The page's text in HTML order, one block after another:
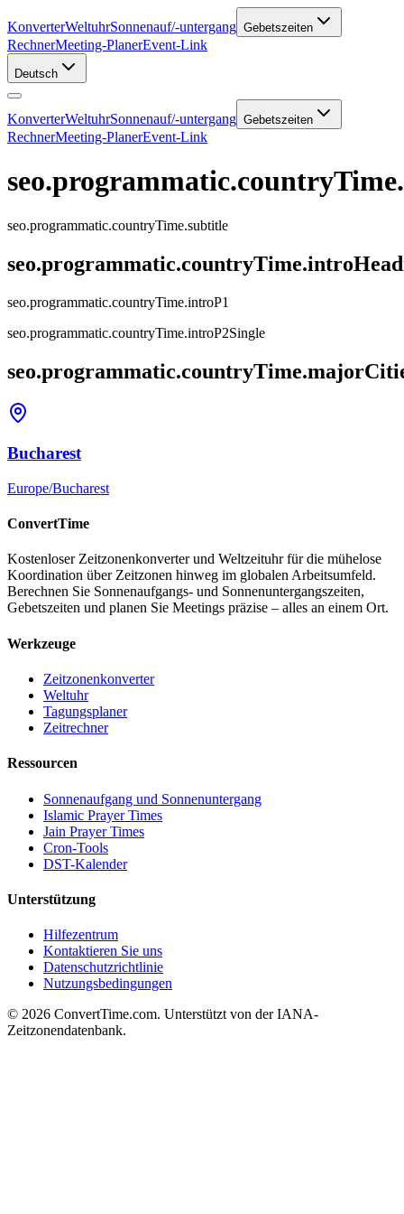
KonverterWeltuhrSonnenauf/-untergang Gebetszeiten
RechnerMeeting-PlanerEvent-Link
Deutsch
KonverterWeltuhrSonnenauf/-untergang Gebetszeiten
RechnerMeeting-PlanerEvent-Link
seo.programmatic.countryTime.subtitle
seo.programmatic.countryTime.introP1
seo.programmatic.countryTime.introP2Single
Bucharest
Europe/Bucharest
ConvertTime
Kostenloser Zeitzonenkonverter und Weltzeituhr für die mühelose
Koordination über Zeitzonen hinweg im globalen Arbeitsumfeld.
Berechnen Sie Sonnenaufgangs- und Sonnenuntergangszeiten,
Gebetszeiten und planen Sie Meetings präzise – alles an einem Ort.
Werkzeuge
Zeitzonenkonverter
Weltuhr
Tagungsplaner
Zeitrechner
Ressourcen
Sonnenaufgang und Sonnenuntergang
Islamic Prayer Times
Jain Prayer Times
Cron-Tools
DST-Kalender
Unterstützung
Hilfezentrum
Kontaktieren Sie uns
Datenschutzrichtlinie
Nutzungsbedingungen
© 2026 ConvertTime.com. Unterstützt von der IANA-
Zeitzonendatenbank.